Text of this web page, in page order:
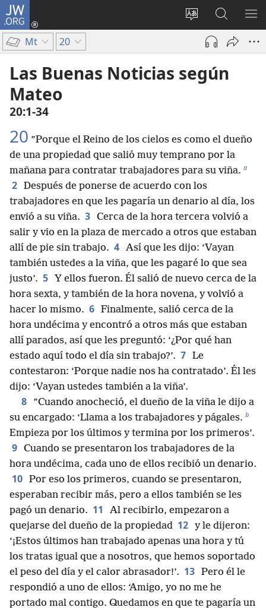
JW.ORG
Cambiar
idioma
del sitio
Iniciar
sesión
ventana)
en
jw.org
Mt 20
Las Buenas Noticias según
Mateo
20:1-34
20 ”Porque el Reino de los cielos es como el dueño
de una propiedad que salió muy temprano por la
mañana para contratar trabajadores para su viña. a
2 Después de ponerse de acuerdo con los
trabajadores en que les pagaría un denario al día, los
envió a su viña. 3 Cerca de la hora tercera volvió a
salir y vio en la plaza de mercado a otros que estaban
allí de pie sin trabajo. 4 Así que les dijo: ‘Vayan
también ustedes a la viña, que les pagaré lo que sea
justo’. 5 Y ellos fueron. Él salió de nuevo cerca de la
hora sexta, y también de la hora novena, y volvió a
hacer lo mismo. 6 Finalmente, salió cerca de la
hora undécima y encontró a otros más que estaban
allí parados, así que les preguntó: ‘¿Por qué han
estado aquí todo el día sin trabajo?’. 7 Le
contestaron: ‘Porque nadie nos ha contratado’. Él les
dijo: ‘Vayan ustedes también a la viña’.
8
”Cuando anocheció, el dueño de la viña le dijo a
su encargado: ‘Llama a los trabajadores y págales. b
Empieza por los últimos y termina por los primeros’.
9 Cuando se presentaron los trabajadores de la
hora undécima, cada uno de ellos recibió un denario.
10 Por eso los primeros, cuando se presentaron,
esperaban recibir más, pero a ellos también se les
pagó un denario. 11
Al recibirlo, empezaron a
quejarse del dueño de la propiedad 12 y le dijeron:
‘¡Estos últimos han trabajado apenas una hora y tú
los tratas igual que a nosotros, que hemos soportado
el peso del día y el calor abrasador!’. 13 Pero él le
respondió a uno de ellos: ‘Amigo, yo no me he
portado mal contigo. Quedamos en que te pagaría un